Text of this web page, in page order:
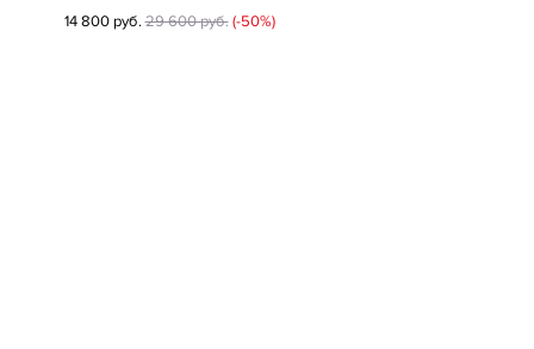
14 800 руб.29 600 руб. (-50%)